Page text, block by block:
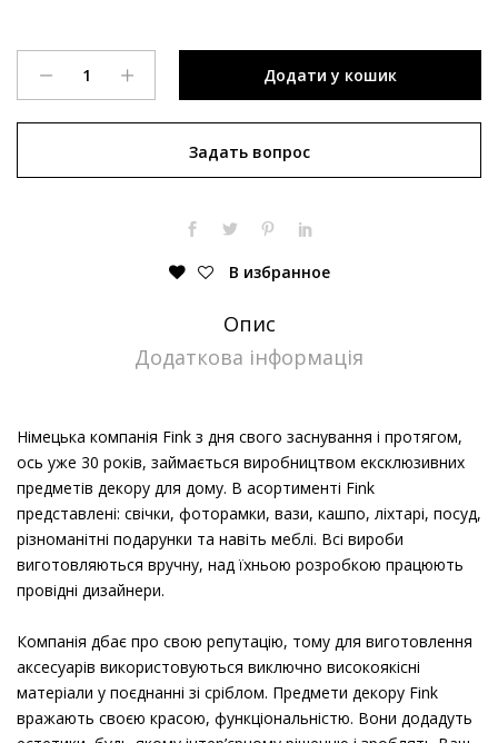
Чаша
Додати у кошик
Задать вопрос
В избранное
Опис
Додаткова інформація
Німецька компанія Fink з дня свого заснування і протягом,
ось уже 30 років, займається виробництвом ексклюзивних
предметів декору для дому. В асортименті Fink
представлені: свічки, фоторамки, вази, кашпо, ліхтарі, посуд,
різноманітні подарунки та навіть меблі. Всі вироби
виготовляються вручну, над їхньою розробкою працюють
провідні дизайнери.
Компанія дбає про свою репутацію, тому для виготовлення
аксесуарів використовуються виключно високоякісні
матеріали у поєднанні зі сріблом. Предмети декору Fink
вражають своєю красою, функціональністю. Вони додадуть